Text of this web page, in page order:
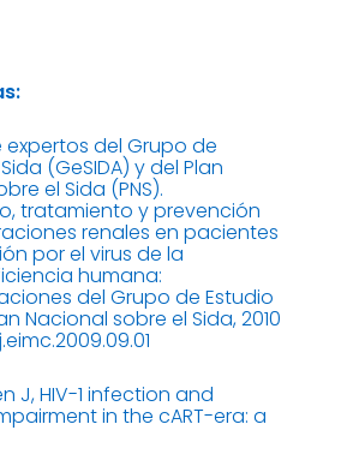
expertos del Grupo de
(GeSIDA) y del Plan
el Sida (PNS).
tratamiento y prevención
renales en pacientes
por el virus de la
humana:
del Grupo de Estudio
Nacional sobre el Sida, 2010
J, HIV-1 infection and
in the cART-era: a